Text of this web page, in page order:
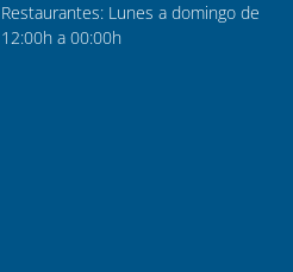
Restaurantes: Lunes a domingo de
12:00h a 00:00h